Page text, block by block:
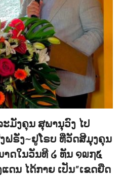
ມັງຄຸນ ສຸພານຸວົງ ໄປ
ຝຣັ່ງ~ຢູໂຣບ ທີ່ວັດສີມຸງຄຸນ
ດໃນວັນທີ ໒ ທັນ ໑໙໗໕
ດນ ໄດ້ກາຍ ເປັນ”ເຂດຍືດ